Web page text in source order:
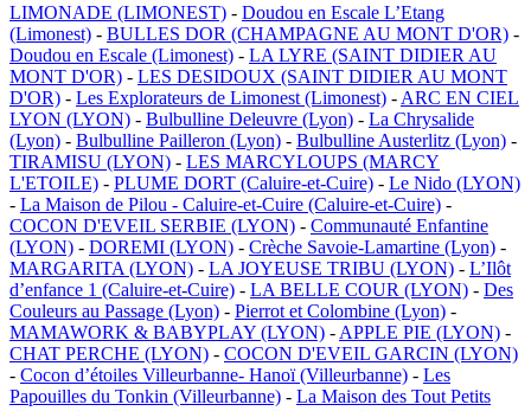
LIMONADE (LIMONEST) - Doudou en Escale L’Etang
(Limonest) - BULLES DOR (CHAMPAGNE AU MONT D'OR) -
Doudou en Escale (Limonest) - LA LYRE (SAINT DIDIER AU
MONT D'OR) - LES DESIDOUX (SAINT DIDIER AU MONT
D'OR) - Les Explorateurs de Limonest (Limonest) - ARC EN CIEL
LYON (LYON) - Bulbulline Deleuvre (Lyon) - La Chrysalide
(Lyon) - Bulbulline Pailleron (Lyon) - Bulbulline Austerlitz (Lyon) -
TIRAMISU (LYON) - LES MARCYLOUPS (MARCY
L'ETOILE) - PLUME DORT (Caluire-et-Cuire) - Le Nido (LYON)
- La Maison de Pilou - Caluire-et-Cuire (Caluire-et-Cuire) -
COCON D'EVEIL SERBIE (LYON) - Communauté Enfantine
(LYON) - DOREMI (LYON) - Crèche Savoie-Lamartine (Lyon) -
MARGARITA (LYON) - LA JOYEUSE TRIBU (LYON) - L’Ilôt
d’enfance 1 (Caluire-et-Cuire) - LA BELLE COUR (LYON) - Des
Couleurs au Passage (Lyon) - Pierrot et Colombine (Lyon) -
MAMAWORK & BABYPLAY (LYON) - APPLE PIE (LYON) -
CHAT PERCHE (LYON) - COCON D'EVEIL GARCIN (LYON)
- Cocon d’étoiles Villeurbanne- Hanoï (Villeurbanne) - Les
Papouilles du Tonkin (Villeurbanne) - La Maison des Tout Petits